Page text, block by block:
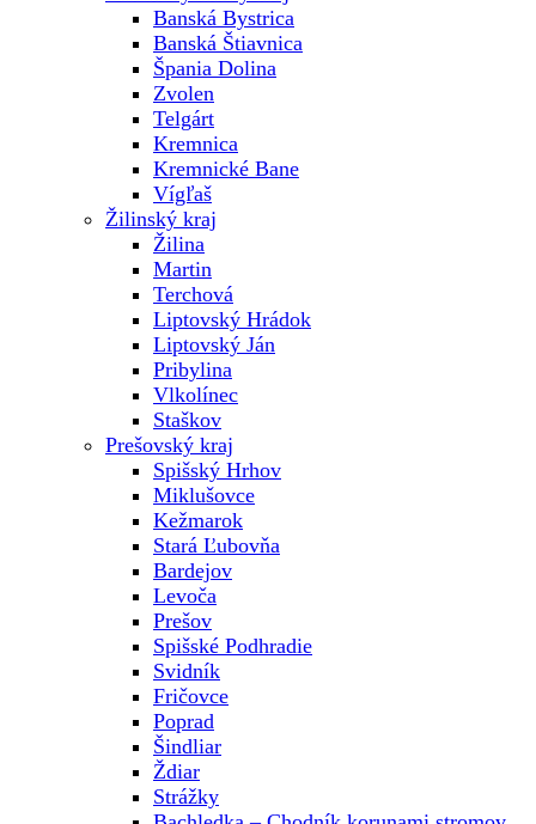
Banská Bystrica
Banská Štiavnica
Špania Dolina
Zvolen
Telgárt
Kremnica
Kremnické Bane
Vígľaš
Žilinský kraj
Žilina
Martin
Terchová
Liptovský Hrádok
Liptovský Ján
Pribylina
Vlkolínec
Staškov
Prešovský kraj
Spišský Hrhov
Miklušovce
Kežmarok
Stará Ľubovňa
Bardejov
Levoča
Prešov
Spišské Podhradie
Svidník
Fričovce
Poprad
Šindliar
Ždiar
Strážky